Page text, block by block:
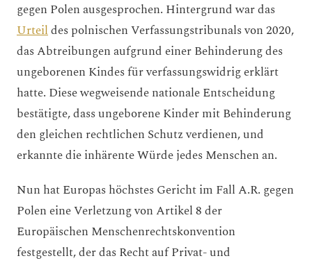
gegen Polen ausgesprochen. Hintergrund war das
Urteildes polnischen Verfassungstribunals von 2020,
das Abtreibungen aufgrund einer Behinderung des
ungeborenen Kindes für verfassungswidrig erklärt
hatte. Diese wegweisende nationale Entscheidung
bestätigte, dass ungeborene Kinder mit Behinderung
den gleichen rechtlichen Schutz verdienen, und
erkannte die inhärente Würde jedes Menschen an.
Nun hat Europas höchstes Gericht im Fall A.R. gegen
Polen eine Verletzung von Artikel 8 der
Europäischen Menschenrechtskonvention
festgestellt, der das Recht auf Privat- und